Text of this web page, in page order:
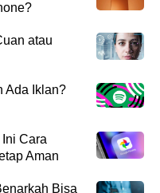
atau
Ada Iklan?
Cara
Aman
Bisa